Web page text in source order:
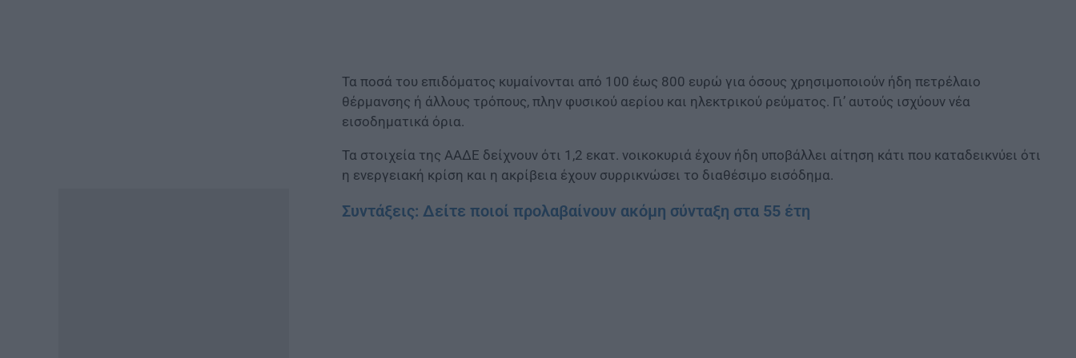
Τα ποσά του επιδόματος κυμαίνονται από 100 έως 800 ευρώ για όσους χρησιμοποιούν ήδη πετρέλαιο
θέρμανσης ή άλλους τρόπους, πλην φυσικού αερίου και ηλεκτρικού ρεύματος. Γι’ αυτούς ισχύουν νέα
εισοδηματικά όρια.
Τα στοιχεία της ΑΑΔΕ δείχνουν ότι 1,2 εκατ. νοικοκυριά έχουν ήδη υποβάλλει αίτηση κάτι που καταδεικνύει ότι
η ενεργειακή κρίση και η ακρίβεια έχουν συρρικνώσει το διαθέσιμο εισόδημα.
Συντάξεις: Δείτε ποιοί προλαβαίνουν ακόμη σύνταξη στα 55 έτη